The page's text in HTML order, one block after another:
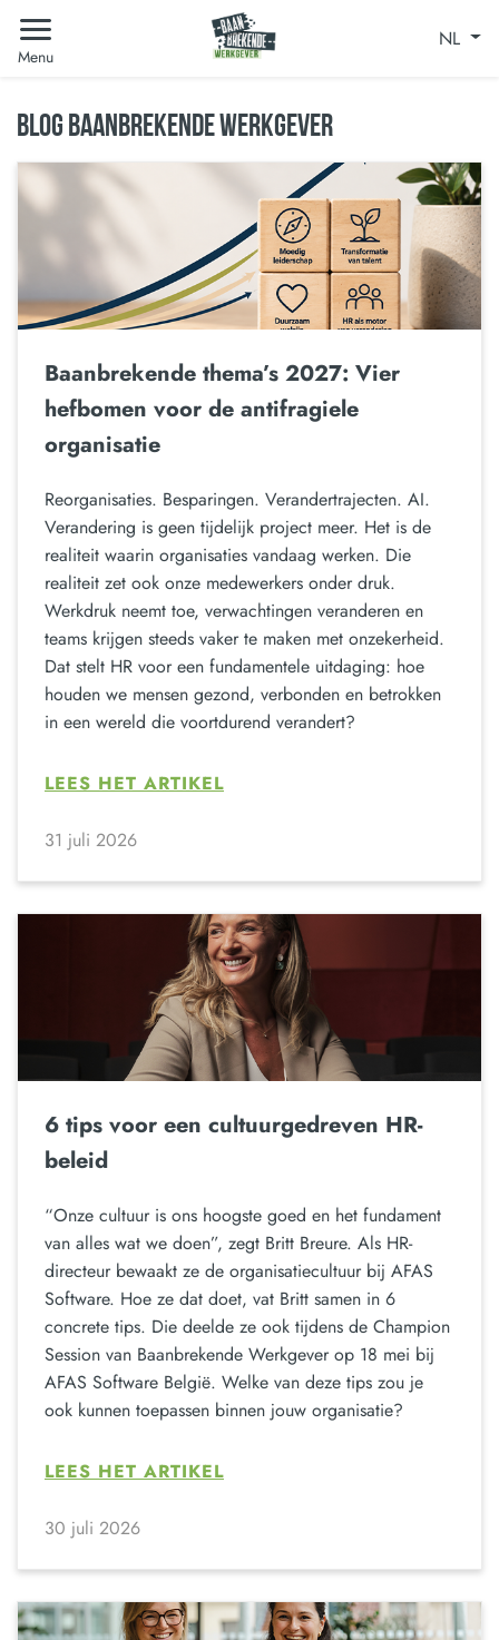
Menu
NL
BLOG BAANBREKENDE WERKGEVER
Baanbrekende thema’s 2027: Vier
hefbomen voor de antifragiele
organisatie
Reorganisaties. Besparingen. Verandertrajecten. AI.
Verandering is geen tijdelijk project meer. Het is de
realiteit waarin organisaties vandaag werken. Die
realiteit zet ook onze medewerkers onder druk.
Werkdruk neemt toe, verwachtingen veranderen en
teams krijgen steeds vaker te maken met onzekerheid.
Dat stelt HR voor een fundamentele uitdaging: hoe
houden we mensen gezond, verbonden en betrokken
in een wereld die voortdurend verandert?
LEES HET ARTIKEL
31 juli 2026
6 tips voor een cultuurgedreven HR-
beleid
“Onze cultuur is ons hoogste goed en het fundament
van alles wat we doen”, zegt Britt Breure. Als HR-
directeur bewaakt ze de organisatiecultuur bij AFAS
Software. Hoe ze dat doet, vat Britt samen in 6
concrete tips. Die deelde ze ook tijdens de Champion
Session van Baanbrekende Werkgever op 18 mei bij
AFAS Software België. Welke van deze tips zou je
ook kunnen toepassen binnen jouw organisatie?
LEES HET ARTIKEL
30 juli 2026